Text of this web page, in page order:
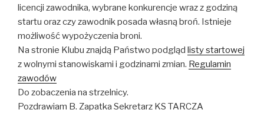
licencji zawodnika, wybrane konkurencje wraz z godziną
startu oraz czy zawodnik posada własną broń. Istnieje
możliwość wypożyczenia broni.
Na stronie Klubu znajdą Państwo podgląd listy startowej
z wolnymi stanowiskami i godzinami zmian. Regulamin
zawodów
Do zobaczenia na strzelnicy.
Pozdrawiam B. Zapatka Sekretarz KS TARCZA